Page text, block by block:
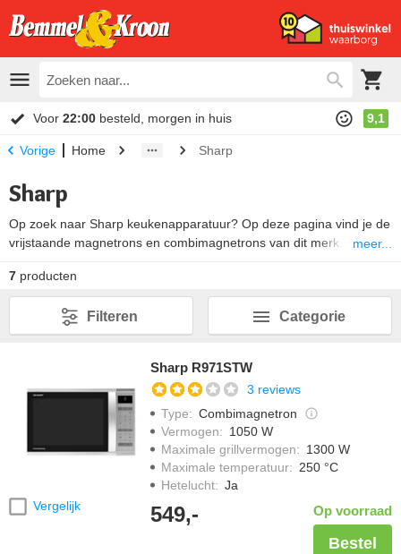
Voor 22:00 besteld, morgen in huis 9,1
Vorige Home Sharp
Sharp
Op zoek naar Sharp keukenapparatuur? Op deze pagina vind je de
vrijstaande magnetrons en combimagnetrons van dit merk. Een
materialen. Hierdoor gaat hij jarenlang mee. Verder is een
magnetron van Sharp, door het duidelijke bedieningsmenu, zeer
gebruiksvriendelijk.
meer...
7 producten
Categorie
Filteren
Vergelijk
Sharp R971STW
3 reviews
Type: Combimagnetron
Vermogen: 1050 W
Maximale grillvermogen: 1300 W
Maximale temperatuur: 250 °C
Hetelucht: Ja
549,- Op voorraad
Bestel